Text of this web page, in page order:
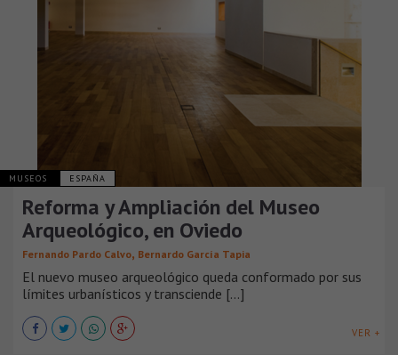
MUSEOS ESPAÑA
Reforma y Ampliación del Museo
Arqueológico, en Oviedo
Fernando Pardo Calvo, Bernardo García Tapia
El nuevo museo arqueológico queda conformado por sus
límites urbanísticos y transciende [...]
VER +